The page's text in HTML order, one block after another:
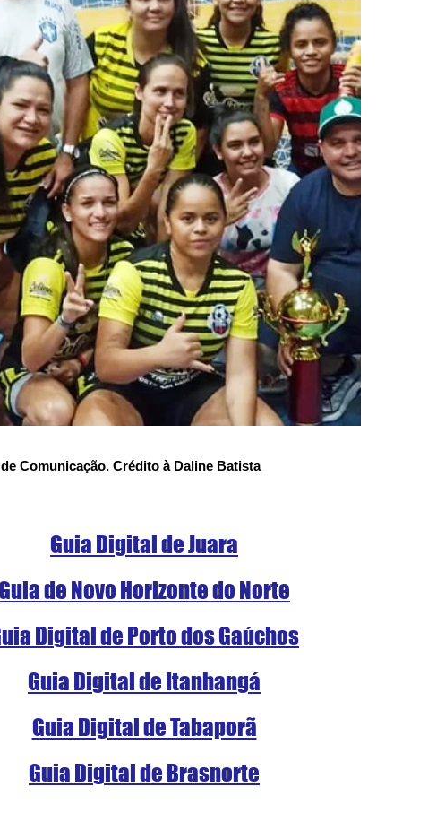
Comunicação. Crédito à Daline Batista
Guia Digital de Juara
de Novo Horizonte do Norte
Digital de Porto dos Gaúchos
Guia Digital de Itanhangá
Guia Digital de Tabaporã
Guia Digital de Brasnorte